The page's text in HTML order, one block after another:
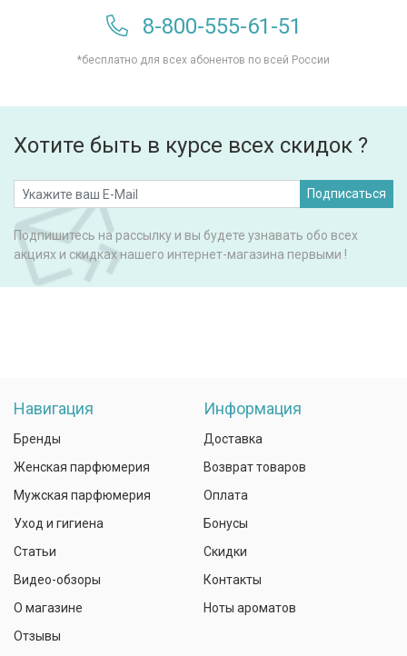
8-800-555-61-51
*бесплатно для всех абонентов по всей России
Хотите быть в курсе всех скидок ?
Подписаться
Подпишитесь на рассылку и вы будете узнавать обо всех
акциях и скидках нашего интернет-магазина первыми !
Навигация
Бренды
Женская парфюмерия
Мужская парфюмерия
Уход и гигиена
Статьи
Видео-обзоры
О магазине
Отзывы
Информация
Доставка
Возврат товаров
Оплата
Бонусы
Скидки
Контакты
Ноты ароматов